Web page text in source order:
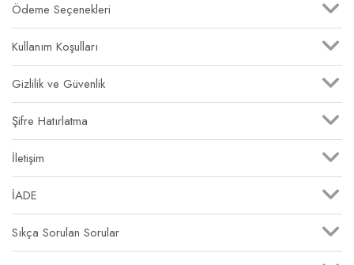
Ödeme Seçenekleri
Kullanım Koşulları
Gizlilik ve Güvenlik
Şifre Hatırlatma
İletişim
İADE
Sıkça Sorulan Sorular